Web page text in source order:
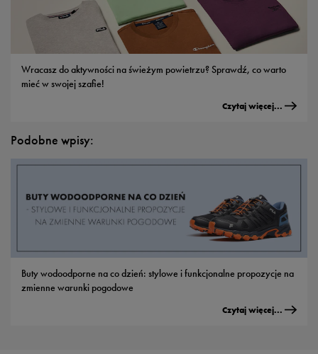
Wracasz do aktywności na świeżym powietrzu? Sprawdź, co warto
mieć w swojej szafie!
Czytaj więcej...
Podobne wpisy:
Buty wodoodporne na co dzień: stylowe i funkcjonalne propozycje na
zmienne warunki pogodowe
Czytaj więcej...